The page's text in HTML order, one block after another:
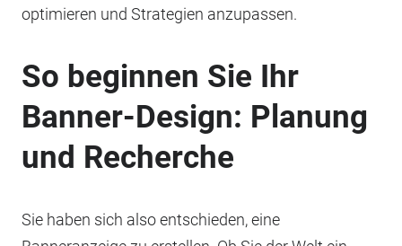
optimieren und Strategien anzupassen.
So beginnen Sie Ihr
Banner-Design: Planung
und Recherche
Sie haben sich also entschieden, eine